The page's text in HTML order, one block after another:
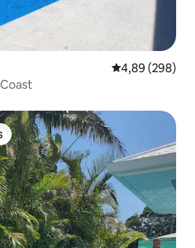
4,89 de uma
4,89 (298)
dos hóspedes